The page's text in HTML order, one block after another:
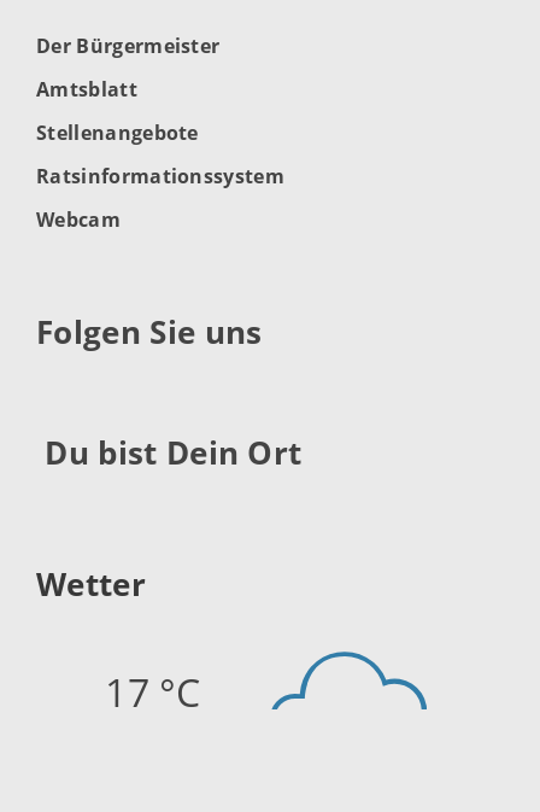
Der Bürgermeister
Amtsblatt
Stellenangebote
Ratsinformationssystem
Webcam
Folgen Sie uns
Du bist Dein Ort
Wetter
17 °C